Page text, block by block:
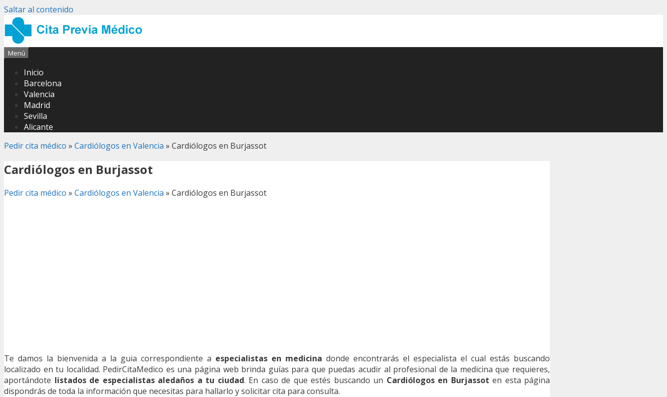
Saltar al contenido
Menú
Inicio
Barcelona
Valencia
Madrid
Sevilla
Alicante
Pedir cita médico » Cardiólogos en Valencia » Cardiólogos en Burjassot
Cardiólogos en Burjassot
Pedir cita médico » Cardiólogos en Valencia » Cardiólogos en Burjassot
Te damos la bienvenida a la guia correspondiente a especialistas en medicina donde encontrarás el especialista el cual estás buscando
localizado en tu localidad. PedirCitaMedico es una página web brinda guías para que puedas acudir al profesional de la medicina que requieres,
aportándote listados de especialistas aledaños a tu ciudad. En caso de que estés buscando un Cardiólogos en Burjassot en esta página
dispondrás de toda la información que necesitas para hallarlo y solicitar cita para consulta.